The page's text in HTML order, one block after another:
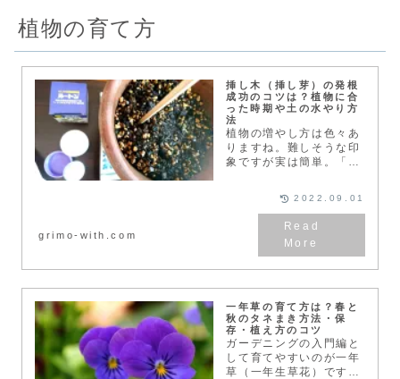
植物の育て方
挿し木（挿し芽）の発根
成功のコツは？植物に合
った時期や土の水やり方
法
植物の増やし方は色々あ
りますね。難しそうな印
象ですが実は簡単。「挿
介します。挿し木（挿し
芽）は難しい？簡単？や
り方は？今回は「挿し
木」の時期・使う枝や
grimo-with.com
2022.09.01
一年草の育て方は？春と
秋のタネまき方法・保
存・植え方のコツ
ガーデニングの入門編と
して育てやすいのが一年
草（一年生草花）です。